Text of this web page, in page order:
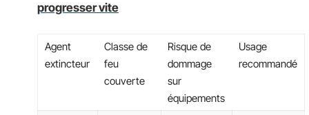
progresser vite
Agent
extincteur
Classe de
feu
couverte
Risque de
dommage
sur
équipements
Usage
recommandé